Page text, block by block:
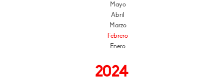
Mayo
Abril
Marzo
Febrero
Enero
2024